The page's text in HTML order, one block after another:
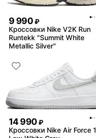
9 990 ₽
Кроссовки Nike V2K Run
Runtekk "Summit White
Metallic Silver"
14 990 ₽
Кроссовки Nike Air Force 1